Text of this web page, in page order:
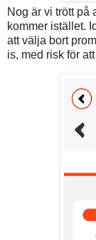
Nog är vi trött på
kommer istället.
att välja bort
is, med risk för